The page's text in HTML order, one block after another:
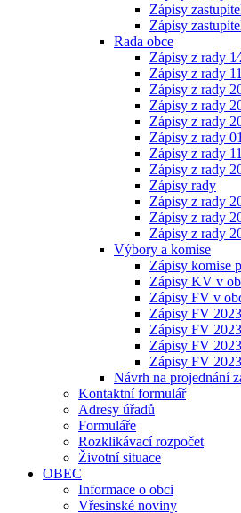
Zápisy
Zápisy
Rada obce
Zápisy z rady
Zápisy z rady
Zápisy z rady
Zápisy z rady
Zápisy z rady
Zápisy z rady
Zápisy z rady
Zápisy z rady
Zápisy rady
Zápisy z rady
Zápisy z rady
Zápisy z rady
Výbory a komise
Zápisy komise
Zápisy KV v
Zápisy FV v
Zápisy FV
Zápisy FV
Zápisy FV
Zápisy FV
Návrh na projednání
Kontaktní formulář
Adresy úřadů
Formuláře
Rozklikávací rozpočet
Životní situace
OBEC
Informace o obci
Vřesinské noviny